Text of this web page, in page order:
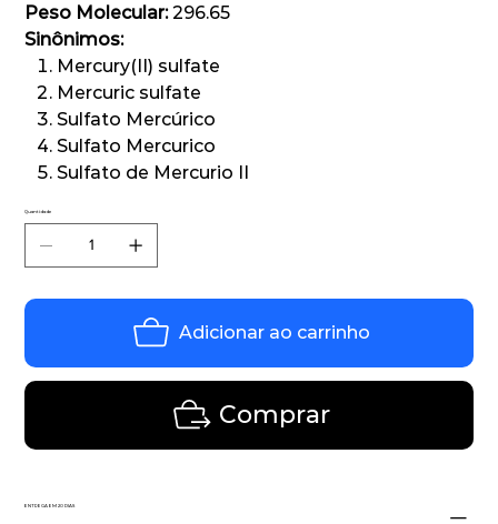
Peso Molecular:296.65
Sinônimos:
Mercury(II) sulfate
Mercuric sulfate
Sulfato Mercúrico
Sulfato Mercurico
Sulfato de Mercurio II
Quantidade
Adicionar ao carrinho
Comprar
ENTREGA EM 20 DIAS